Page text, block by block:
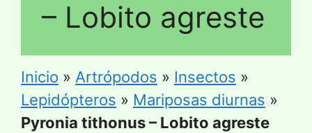
– Lobito agreste
Inicio » Artrópodos » Insectos »
Lepidópteros » Mariposas diurnas »
Pyronia tithonus – Lobito agreste